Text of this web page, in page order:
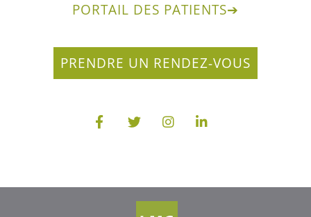
PORTAIL DES PATIENTS➔
PRENDRE UN RENDEZ-VOUS